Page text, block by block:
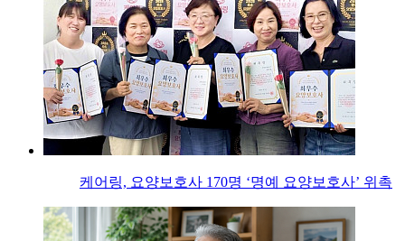
케어링, 요양보호사 170명 ‘명예 요양보호사’ 위촉